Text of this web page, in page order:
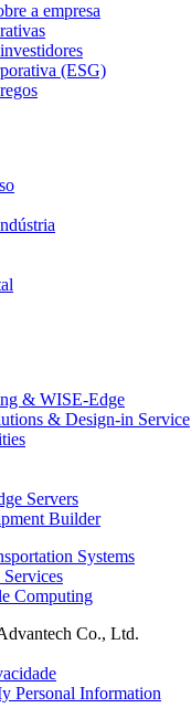
a empresa
(ESG)
& WISE-Edge
& Design-in Service
Servers
Builder
Systems
Computing
Co., Ltd.
Personal Information